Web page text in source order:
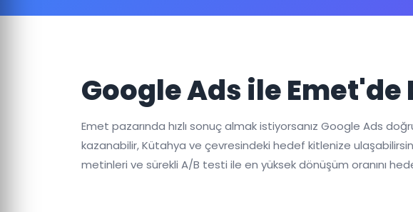
Google Ads ile Emet'de
Emet pazarında hızlı sonuç almak istiyorsanız Google Ads
kazanabilir, Kütahya ve çevresindeki hedef kitlenize
metinleri ve sürekli A/B testi ile en yüksek dönüşüm oranını